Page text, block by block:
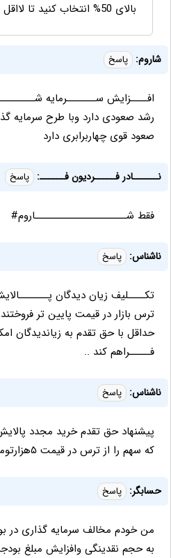
بالای 50% انتخاب کنید تا لااقل از سود بانک عقب نباشید.
شاروم: پاسخ
افــــزایش ســـــــرمایه
رشد صعودی دارد وبا طرح سرمایه
صعود قوی چهاربرابری دارد
نــــــادر فـــــردیون فــــــ: پاسخ
فقط شــــــــــــــــــــــاروم#
ناشناس: پاسخ
تکــــلیف زیان دیدگان
ترس بازار در قیمت پایین تر
حداقل با حق تقدم به زیاندیدگان
فـــــراهم کند ..
ناشناس: پاسخ
پیشنهاد حق تقدم خرید مجدد
که سهم را از ترس در قیمت ۵هزارتومان فروختند
حسابگر: پاسخ
من خودم مخالف سرمایه گذاری در